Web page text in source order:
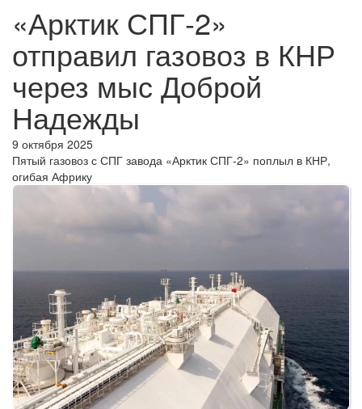
«Арктик СПГ-2»
отправил газовоз в КНР
через мыс Доброй
Надежды
9 октября 2025
Пятый газовоз с СПГ завода «Арктик СПГ-2» поплыл в КНР,
огибая Африку